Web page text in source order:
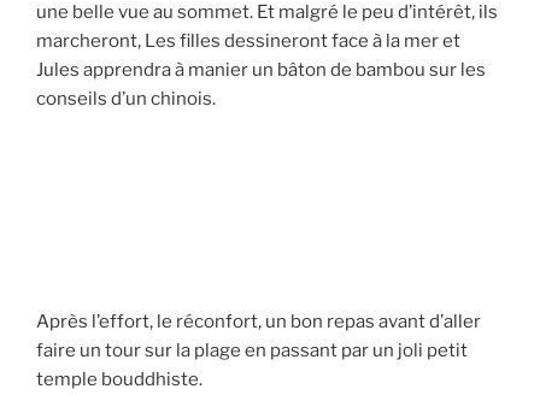
une belle vue au sommet. Et malgré le peu d’intérêt, ils
marcheront, Les filles dessineront face à la mer et
Jules apprendra à manier un bâton de bambou sur les
conseils d’un chinois.
Après l’effort, le réconfort, un bon repas avant d’aller
faire un tour sur la plage en passant par un joli petit
temple bouddhiste.